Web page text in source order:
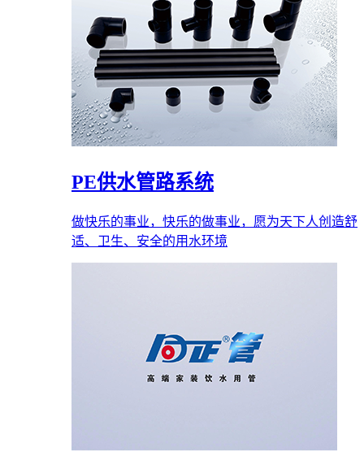
PE供水管路系统
做快乐的事业，快乐的做事业，愿为天下人创造舒
适、卫生、安全的用水环境